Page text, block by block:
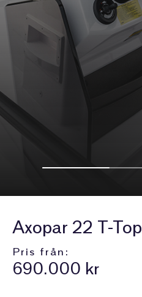
Axopar 22 T-Top
Pris från:
690.000 kr